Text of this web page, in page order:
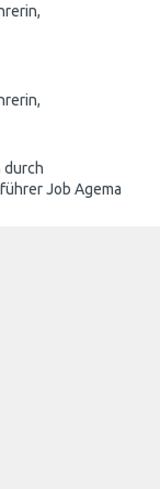
durch
Job Agema